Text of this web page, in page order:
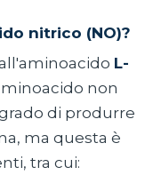
nitrico (NO)?
L-
non
di produrre
ma questa è
tra cui: